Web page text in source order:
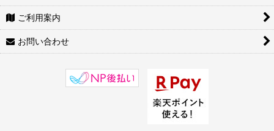
ご利用案内
お問い合わせ